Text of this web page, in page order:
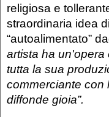
religiosa e
straordinaria idea
“autoalimentato”
artista ha
tutta la sua
commerciante con
diffonde gioia”.